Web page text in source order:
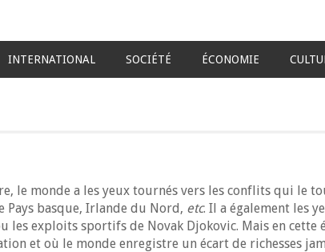
INTERNATIONAL SOCIÉTÉ ÉCONOMIE
le monde a les yeux tournés vers les conflits qui le
Pays basque, Irlande du Nord, etc. Il a également les
les exploits sportifs de Novak Djokovic. Mais en
et où le monde enregistre un écart de richesses